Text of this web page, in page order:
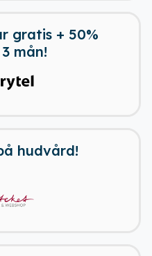
gratis + 50%
mån!
hudvård!